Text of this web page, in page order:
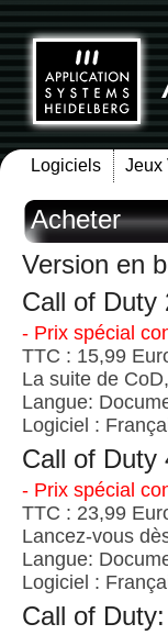
Logiciels Jeux
Acheter
Version en
Call of Duty
- Prix spécial
TTC : 15,99
La suite de
Langue:
Logiciel :
Call of Duty
- Prix spécial
TTC : 23,99
Lancez-vous
Langue:
Logiciel :
Call of